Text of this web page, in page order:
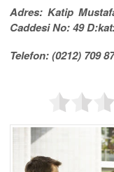
Adres: Katip
Caddesi No: 49
Telefon: (0212) 709